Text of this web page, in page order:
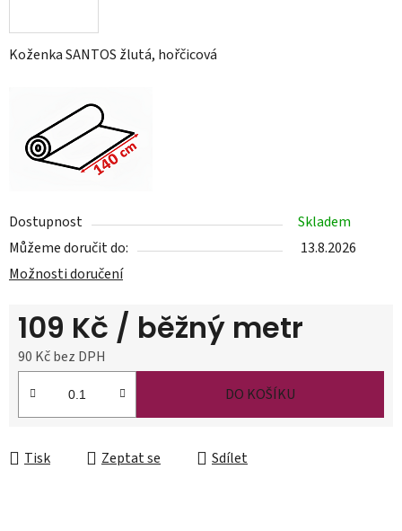
Koženka SANTOS žlutá, hořčicová
Dostupnost
Skladem
Můžeme doručit do:
13.8.2026
Možnosti doručení
109 Kč / běžný metr
90 Kč bez DPH
Měrná cena:
DO KOŠÍKU
Tisk Zeptat se Sdílet